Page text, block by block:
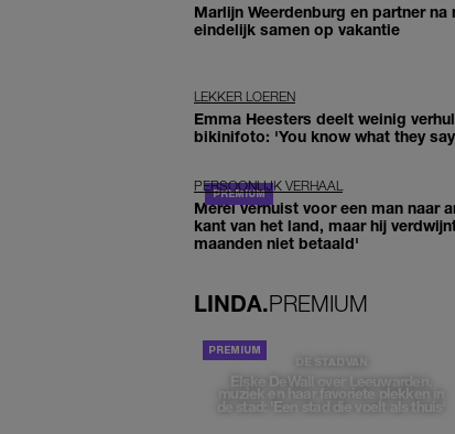
Marlijn Weerdenburg en partner na
eindelijk samen op vakantie
LEKKER LOEREN
Emma Heesters deelt weinig
bikinifoto: 'You know what they
PERSOONLIJK VERHAAL
Merel verhuist voor een man naar
kant van het land, maar hij
maanden niet betaald'
LINDA.PREMIUM
DE STAD VAN
Elske DeWall over Leeuwarden,
muziek en haar favoriete plekken in
de stad: 'Een stad die voelt als thuis'